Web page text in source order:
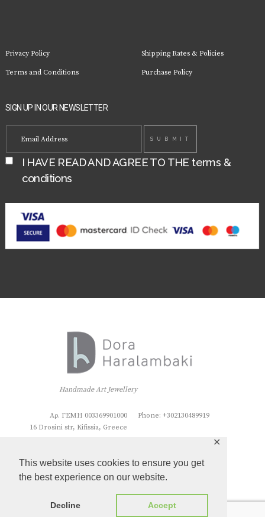
This website uses cookies to ensure you get
the best experience on our website.
Decline Accept
✕
Privacy Policy
Terms and Conditions
Shipping Rates & Policies
Purchase Policy
SIGN UP IN OUR NEWSLETTER
I HAVE READ AND AGREE TO THE terms &
conditions
Handmade Art Jewellery
Phone: +302130489919
Αρ. ΓΕΜΗ 003369901000
16 Drosini str, Kifissia, Greece